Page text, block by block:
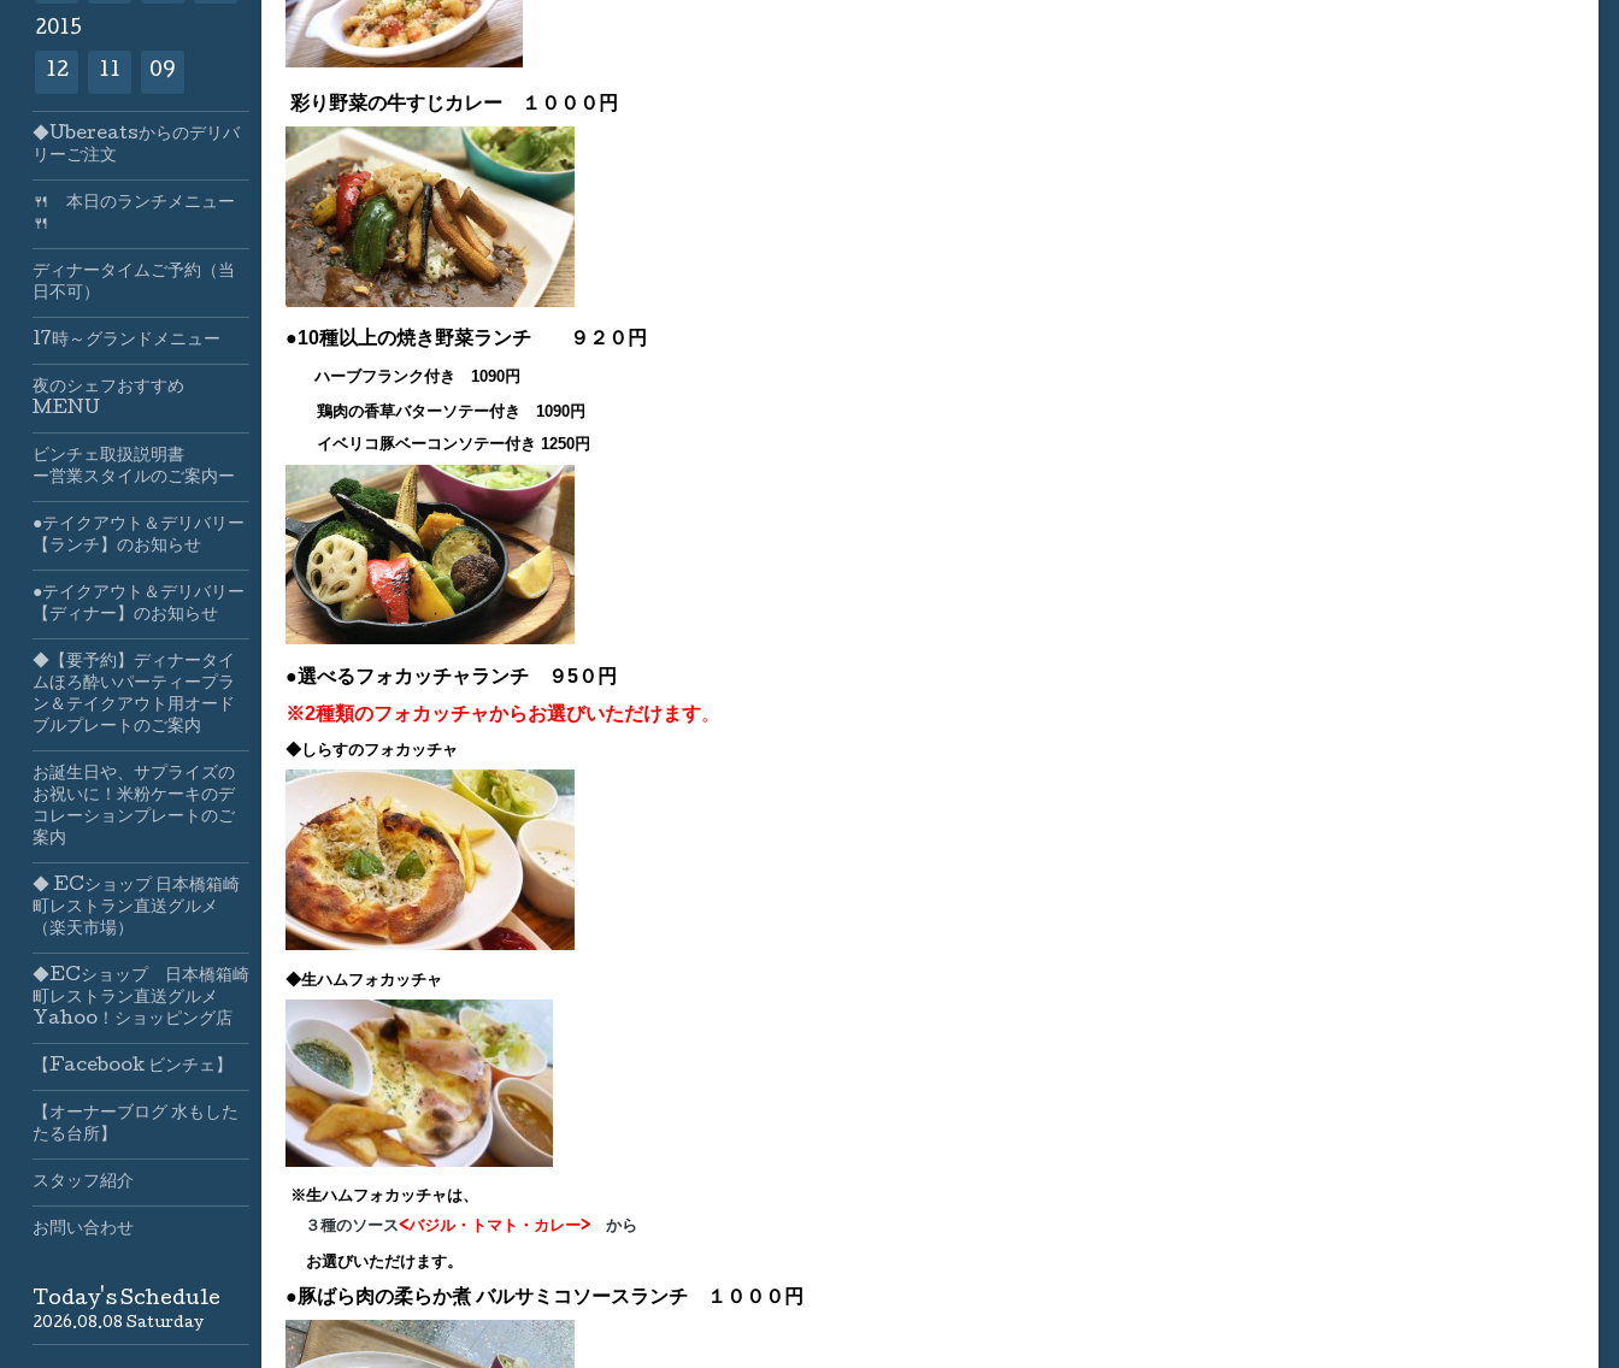
彩り野菜の牛すじカレー １０００円
●10種以上の焼き野菜ランチ ９２０円
ハーブフランク付き 1090円
鶏肉の香草バターソテー付き 1090円
イベリコ豚ベーコンソテー付き 1250円
●選べるフォカッチャランチ ９5０円
※2種類のフォカッチャからお選びいただけます。
◆しらすのフォカッチャ
◆生ハムフォカッチャ
※生ハムフォカッチャは、
３種のソース<バジル・トマト・カレー> から
お選びいただけます。
●豚ばら肉の柔らか煮バルサミコソースランチ １０００円
2015
12 11 09
◆Ubereatsからのデリバ
リーご注文
🍴 本日のランチメニュー
🍴
ディナータイムご予約（当
日不可）
17時～グランドメニュー
夜のシェフおすすめ
MENU
ビンチェ取扱説明書
ー営業スタイルのご案内ー
●テイクアウト＆デリバリー
【ランチ】のお知らせ
●テイクアウト＆デリバリー
【ディナー】のお知らせ
◆【要予約】ディナータイ
ムほろ酔いパーティープラ
ン＆テイクアウト用オード
ブルプレートのご案内
お誕生日や、サプライズの
お祝いに！米粉ケーキのデ
コレーションプレートのご
案内
◆ ECショップ 日本橋箱崎
町レストラン直送グルメ
（楽天市場）
◆ECショップ 日本橋箱崎
町レストラン直送グルメ
Yahoo！ショッピング店
【Facebook ビンチェ】
【オーナーブログ 水もした
たる台所】
スタッフ紹介
お問い合わせ
Today's Schedule
2026.08.08 Saturday